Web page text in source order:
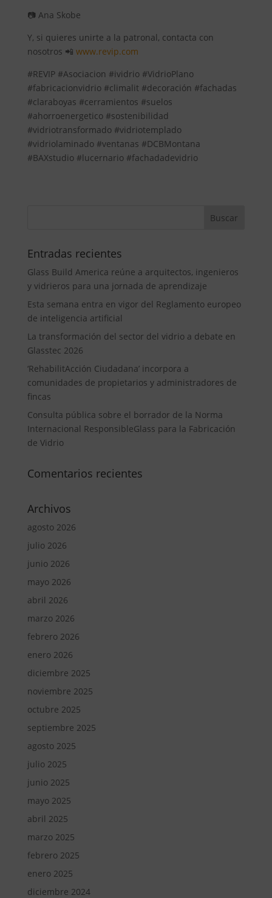
📷 Ana Skobe
Y, si quieres unirte a la patronal, contacta con
nosotros 📲 www.revip.com
#REVIP #Asociacion #ividrio #VidrioPlano
#fabricacionvidrio #climalit #decoración #fachadas
#claraboyas #cerramientos #suelos
#ahorroenergetico #sostenibilidad
#vidriotransformado #vidriotemplado
#vidriolaminado #ventanas #DCBMontana
#BAXstudio #lucernario #fachadadevidrio
Entradas recientes
Glass Build America reúne a arquitectos, ingenieros
y vidrieros para una jornada de aprendizaje
Esta semana entra en vigor del Reglamento europeo
de inteligencia artificial
La transformación del sector del vidrio a debate en
Glasstec 2026
‘RehabilitAcción Ciudadana’ incorpora a
comunidades de propietarios y administradores de
fincas
Consulta pública sobre el borrador de la Norma
Internacional ResponsibleGlass para la Fabricación
de Vidrio
Comentarios recientes
Archivos
agosto 2026
julio 2026
junio 2026
mayo 2026
abril 2026
marzo 2026
febrero 2026
enero 2026
diciembre 2025
noviembre 2025
octubre 2025
septiembre 2025
agosto 2025
julio 2025
junio 2025
mayo 2025
abril 2025
marzo 2025
febrero 2025
enero 2025
diciembre 2024